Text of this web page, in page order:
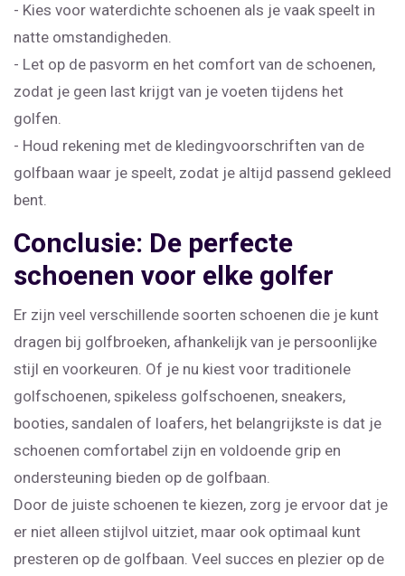
- Kies voor waterdichte schoenen als je vaak speelt in
natte omstandigheden.
- Let op de pasvorm en het comfort van de schoenen,
zodat je geen last krijgt van je voeten tijdens het
golfen.
- Houd rekening met de kledingvoorschriften van de
golfbaan waar je speelt, zodat je altijd passend gekleed
bent.
Conclusie: De perfecte
schoenen voor elke golfer
Er zijn veel verschillende soorten schoenen die je kunt
dragen bij golfbroeken, afhankelijk van je persoonlijke
stijl en voorkeuren. Of je nu kiest voor traditionele
golfschoenen, spikeless golfschoenen, sneakers,
booties, sandalen of loafers, het belangrijkste is dat je
schoenen comfortabel zijn en voldoende grip en
ondersteuning bieden op de golfbaan.
Door de juiste schoenen te kiezen, zorg je ervoor dat je
er niet alleen stijlvol uitziet, maar ook optimaal kunt
presteren op de golfbaan. Veel succes en plezier op de